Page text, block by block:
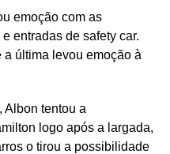
emoção com as
entradas de safety car.
a última levou emoção à
Albon tentou a
logo após a largada,
o tirou a possibilidade